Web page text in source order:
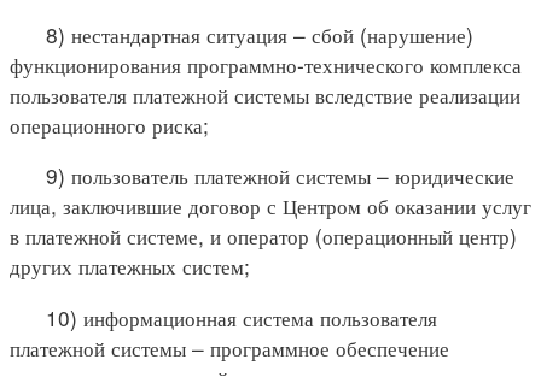
8) нестандартная ситуация – сбой (нарушение)
функционирования программно-технического комплекса
пользователя платежной системы вследствие реализации
операционного риска;
9) пользователь платежной системы – юридические
лица, заключившие договор с Центром об оказании услуг
в платежной системе, и оператор (операционный центр)
других платежных систем;
10) информационная система пользователя
платежной системы – программное обеспечение